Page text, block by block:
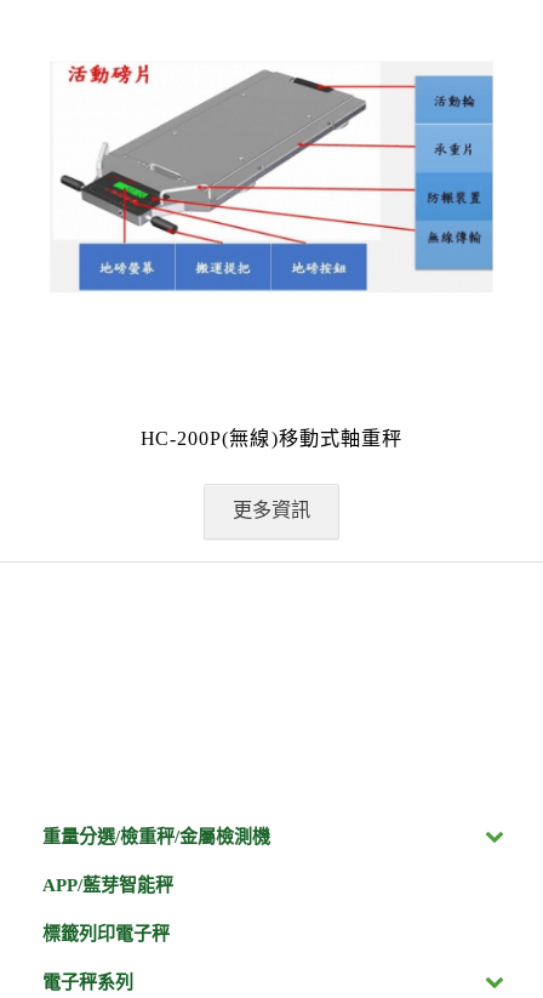
HC-200P(無線)移動式軸重秤
更多資訊
重量分選/檢重秤/金屬檢測機
APP/藍芽智能秤
標籤列印電子秤
電子秤系列